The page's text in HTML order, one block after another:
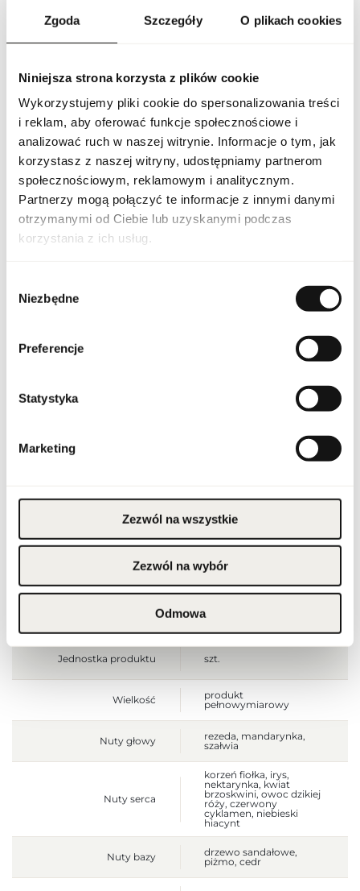
Zgoda Szczegóły O plikach cookies
Niniejsza strona korzysta z plików cookie
Wykorzystujemy pliki cookie do spersonalizowania treści
i reklam, aby oferować funkcje społecznościowe i
analizować ruch w naszej witrynie. Informacje o tym, jak
korzystasz z naszej witryny, udostępniamy partnerom
społecznościowym, reklamowym i analitycznym.
Partnerzy mogą połączyć te informacje z innymi danymi
otrzymanymi od Ciebie lub uzyskanymi podczas
korzystania z ich usług.
zgody
Niezbędne
Preferencje
Statystyka
Marketing
Zezwól na wszystkie
Zezwól na wybór
Odmowa
PARAMETRY
Indeks BUR WEEK W 50 ND [2]
Linia Weekend For Woman
Kraj pochodzenia Francja
Kod CN
Produkt łatwopalny.
Trzymać z dala od ognia
Przechowywać poza
chłodnym miejscu. Nie
Wyłącznie do użytku
[mm]
[mm]
100
Głębokość opakowania
[mm]
45
Waga brutto [g] 160
Jednostka produktu szt.
Wielkość
produkt
pełnowymiarowy
Nuty głowy
rezeda, mandarynka,
szałwia
Nuty serca
korzeń fiołka, irys,
nektarynka, kwiat
brzoskwini, owoc dzikiej
róży, czerwony
cyklamen, niebieski
hiacynt
Nuty bazy
drzewo sandałowe,
piżmo, cedr